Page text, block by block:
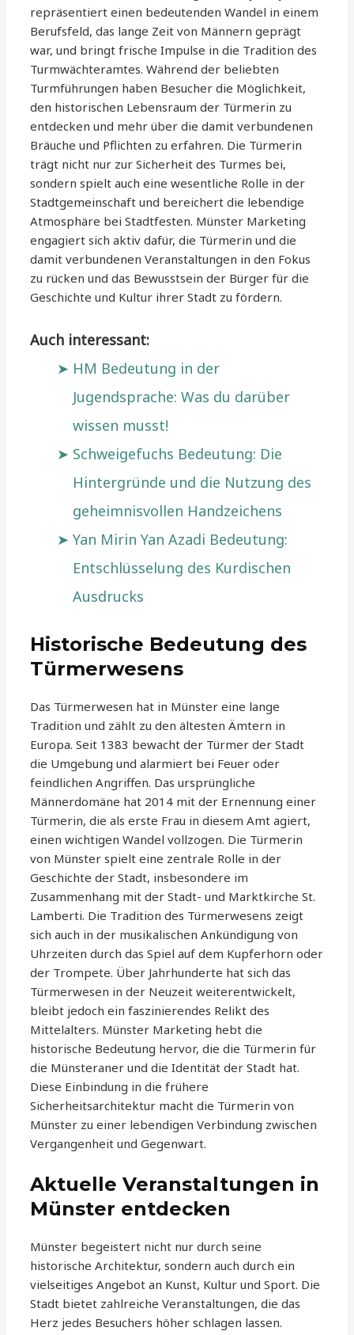
repräsentiert einen bedeutenden Wandel in einem
Berufsfeld, das lange Zeit von Männern geprägt
war, und bringt frische Impulse in die Tradition des
Turmwächteramtes. Während der beliebten
Turmführungen haben Besucher die Möglichkeit,
den historischen Lebensraum der Türmerin zu
entdecken und mehr über die damit verbundenen
Bräuche und Pflichten zu erfahren. Die Türmerin
trägt nicht nur zur Sicherheit des Turmes bei,
sondern spielt auch eine wesentliche Rolle in der
Stadtgemeinschaft und bereichert die lebendige
Atmosphäre bei Stadtfesten. Münster Marketing
engagiert sich aktiv dafür, die Türmerin und die
damit verbundenen Veranstaltungen in den Fokus
zu rücken und das Bewusstsein der Bürger für die
Geschichte und Kultur ihrer Stadt zu fördern.
Auch interessant:
HM Bedeutung in der
Jugendsprache: Was du darüber
wissen musst!
Schweigefuchs Bedeutung: Die
Hintergründe und die Nutzung des
geheimnisvollen Handzeichens
Yan Mirin Yan Azadi Bedeutung:
Entschlüsselung des Kurdischen
Ausdrucks
Historische Bedeutung des
Türmerwesens
Das Türmerwesen hat in Münster eine lange
Tradition und zählt zu den ältesten Ämtern in
Europa. Seit 1383 bewacht der Türmer der Stadt
die Umgebung und alarmiert bei Feuer oder
feindlichen Angriffen. Das ursprüngliche
Männerdomäne hat 2014 mit der Ernennung einer
Türmerin, die als erste Frau in diesem Amt agiert,
einen wichtigen Wandel vollzogen. Die Türmerin
von Münster spielt eine zentrale Rolle in der
Geschichte der Stadt, insbesondere im
Zusammenhang mit der Stadt- und Marktkirche St.
Lamberti. Die Tradition des Türmerwesens zeigt
sich auch in der musikalischen Ankündigung von
Uhrzeiten durch das Spiel auf dem Kupferhorn oder
der Trompete. Über Jahrhunderte hat sich das
Türmerwesen in der Neuzeit weiterentwickelt,
bleibt jedoch ein faszinierendes Relikt des
Mittelalters. Münster Marketing hebt die
historische Bedeutung hervor, die die Türmerin für
die Münsteraner und die Identität der Stadt hat.
Diese Einbindung in die frühere
Sicherheitsarchitektur macht die Türmerin von
Münster zu einer lebendigen Verbindung zwischen
Vergangenheit und Gegenwart.
Aktuelle Veranstaltungen in
Münster entdecken
Münster begeistert nicht nur durch seine
historische Architektur, sondern auch durch ein
vielseitiges Angebot an Kunst, Kultur und Sport. Die
Stadt bietet zahlreiche Veranstaltungen, die das
Herz jedes Besuchers höher schlagen lassen.